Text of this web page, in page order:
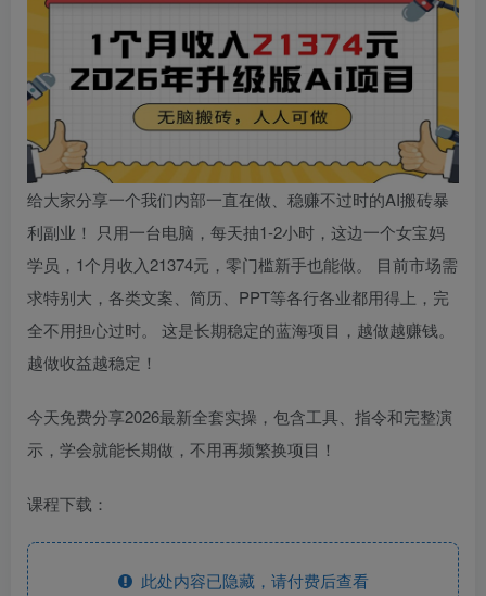
给大家分享一个我们内部一直在做、稳赚不过时的AI搬砖暴
利副业！ 只用一台电脑，每天抽1-2小时，这边一个女宝妈
学员，1个月收入21374元，零门槛新手也能做。 目前市场需
求特别大，各类文案、简历、PPT等各行各业都用得上，完
全不用担心过时。 这是长期稳定的蓝海项目，越做越赚钱。
越做收益越稳定！
今天免费分享2026最新全套实操，包含工具、指令和完整演
示，学会就能长期做，不用再频繁换项目！
课程下载：
此处内容已隐藏，请付费后查看